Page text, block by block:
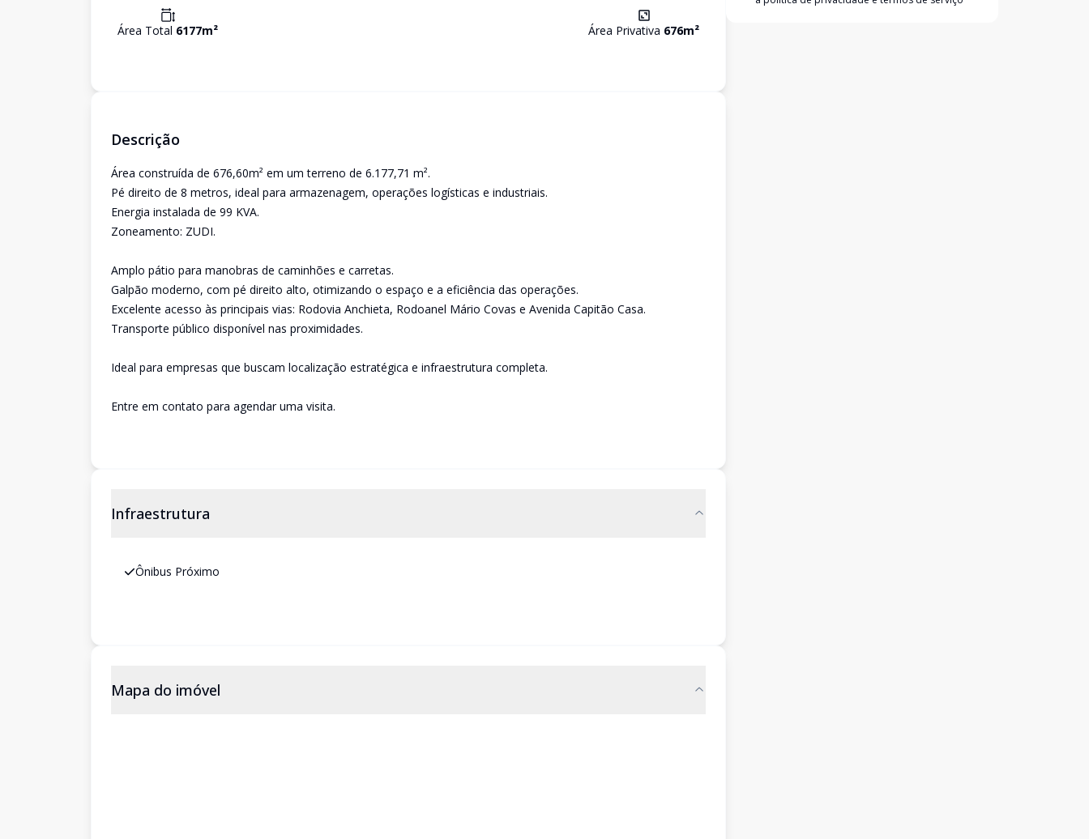
Área Total 6177m² Área Privativa 676m²
Descrição
Área construída de 676,60m² em um terreno de 6.177,71 m².
Pé direito de 8 metros, ideal para armazenagem, operações logísticas e industriais.
Energia instalada de 99 KVA.
Zoneamento: ZUDI.
Amplo pátio para manobras de caminhões e carretas.
Galpão moderno, com pé direito alto, otimizando o espaço e a eficiência das operações.
Excelente acesso às principais vias: Rodovia Anchieta, Rodoanel Mário Covas e Avenida Capitão Casa.
Transporte público disponível nas proximidades.
Ideal para empresas que buscam localização estratégica e infraestrutura completa.
Entre em contato para agendar uma visita.
Infraestrutura
Ônibus Próximo
Mapa do imóvel